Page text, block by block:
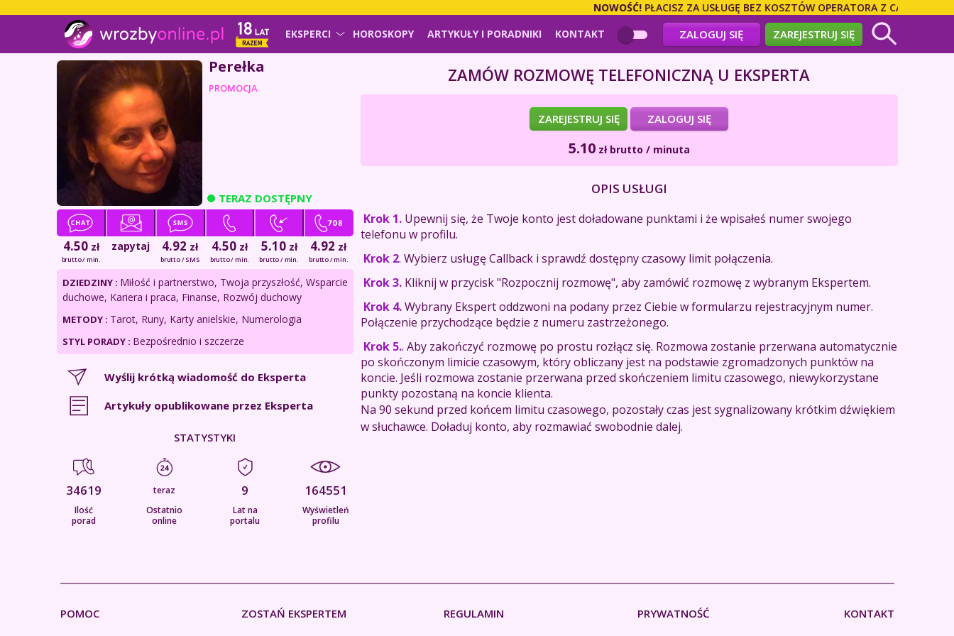
NOWOŚĆ!PŁACISZ ZA USŁUGĘ BEZ KOSZTÓW OPERATORA Z CAŁEGO
EKSPERCI HOROSKOPY ARTYKUŁY I PORADNIKI KONTAKT ZALOGUJ SIĘ ZAREJESTRUJ SIĘ
Perełka
PROMOCJA
TERAZ DOSTĘPNY
4.50 zł
brutto / min.
zapytaj 4.92 zł
brutto / SMS
4.50 zł
brutto / min.
5.10 zł
brutto / min.
4.92 zł
brutto / min.
DZIEDZINY : Miłość i partnerstwo, Twoja przyszłość, Wsparcie
duchowe, Kariera i praca, Finanse, Rozwój duchowy
METODY : Tarot, Runy, Karty anielskie, Numerologia
STYL PORADY : Bezpośrednio i szczerze
Wyślij krótką wiadomość do Eksperta
Artykuły opublikowane przez Eksperta
STATYSTYKI
34619
Ilość
porad
teraz
Ostatnio
online
9
Lat na
portalu
164551
Wyświetleń
profilu
ZAMÓW ROZMOWĘ TELEFONICZNĄ U EKSPERTA
ZAREJESTRUJ SIĘ ZALOGUJ SIĘ
5.10 złbrutto / minuta
OPIS USŁUGI
Krok 1.Upewnij się, że Twoje konto jest doładowane punktami i że wpisałeś numer swojego
telefonu w profilu.
Krok 2. Wybierz usługę Callback i sprawdź dostępny czasowy limit połączenia.
Krok 3.Kliknij w przycisk "Rozpocznij rozmowę", aby zamówić rozmowę z wybranym Ekspertem.
Krok 4.Wybrany Ekspert oddzwoni na podany przez Ciebie w formularzu rejestracyjnym numer.
Połączenie przychodzące będzie z numeru zastrzeżonego.
Krok 5.. Aby zakończyć rozmowę po prostu rozłącz się. Rozmowa zostanie przerwana automatycznie
po skończonym limicie czasowym, który obliczany jest na podstawie zgromadzonych punktów na
koncie. Jeśli rozmowa zostanie przerwana przed skończeniem limitu czasowego, niewykorzystane
punkty pozostaną na koncie klienta.
Na 90 sekund przed końcem limitu czasowego, pozostały czas jest sygnalizowany krótkim dźwiękiem
w słuchawce. Doładuj konto, aby rozmawiać swobodnie dalej.
POMOC ZOSTAŃ EKSPERTEM REGULAMIN PRYWATNOŚĆ KONTAKT